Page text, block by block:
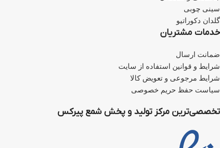
برای خرید سرفتیله شیشه‌ای بر
روی این لینک
برای خرید فتیله بر روی
کلیک کنید.
سینی چوبی
گلدان دکوراتیو
خدمات مشتریان
ضمانت ارسال
شرایط و قوانین استفاده از سایت
شرایط مرجوعی و تعویض کالا
سیاست حفظ حریم خصوصی
تخصصی‌ترین مرکز تولید و پخش شمع پیرکس